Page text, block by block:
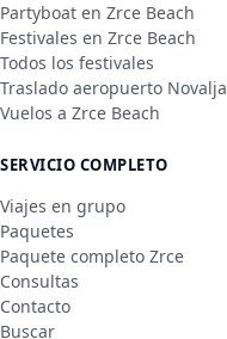
Partyboat en Zrce Beach
Festivales en Zrce Beach
Todos los festivales
Traslado aeropuerto Novalja
Vuelos a Zrce Beach
SERVICIO COMPLETO
Viajes en grupo
Paquetes
Paquete completo Zrce
Consultas
Contacto
Buscar